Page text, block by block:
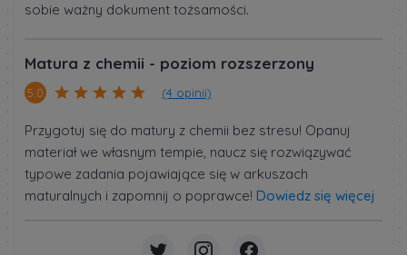
sobie ważny dokument tożsamości.
Matura z chemii - poziom rozszerzony
5.0 (4 opinii)
Przygotuj się do matury z chemii bez stresu! Opanuj
materiał we własnym tempie, naucz się rozwiązywać
typowe zadania pojawiające się w arkuszach
maturalnych i zapomnij o poprawce! Dowiedz się więcej